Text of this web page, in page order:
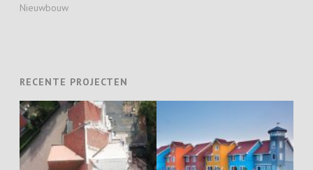
Nieuwbouw
RECENTE PROJECTEN